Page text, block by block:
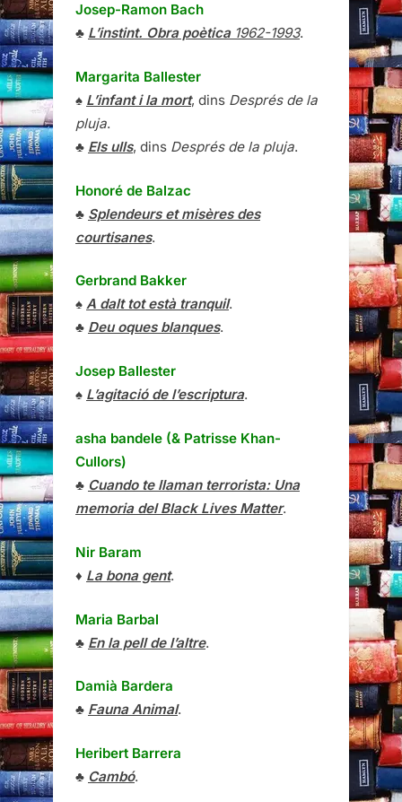
Josep-Ramon Bach
♣ L’instint. Obra poètica1962-1993.
Margarita Ballester
♠ L’infant i la mort, dins Després de la
pluja.
♣ Els ulls, dins Després de la pluja.
Honoré de Balzac
♣ Splendeurs et misères des
courtisanes.
Gerbrand Bakker
♠ A dalt tot està tranquil.
♣ Deu oques blanques.
Josep Ballester
♠ L’agitació de l’escriptura.
asha bandele (& Patrisse Khan-
Cullors)
♣ Cuando te llaman terrorista: Una
memoria del Black Lives Matter.
Nir Baram
♦ La bona gent.
Maria Barbal
♣ En la pell de l’altre.
Damià Bardera
♣ Fauna Animal.
Heribert Barrera
♣ Cambó.